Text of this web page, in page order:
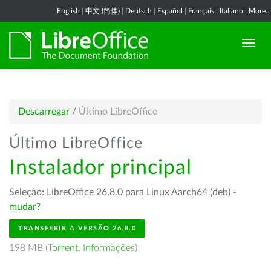
English 中文 (简体) Deutsch Español Français Italiano More...
Descarregar / Último LibreOffice
Último LibreOffice
Instalador principal
Seleção: LibreOffice 26.8.0 para Linux Aarch64 (deb) -
mudar?
TRANSFERIR A VERSÃO 26.8.0
198 MB (Torrent, Informações)